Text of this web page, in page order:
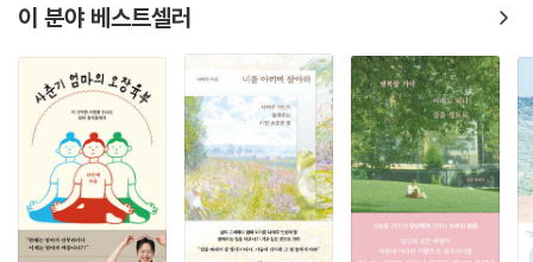
이 분야 베스트셀러